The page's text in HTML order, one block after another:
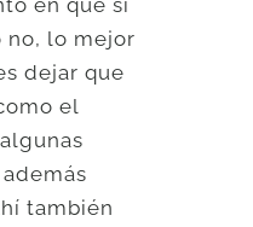
no, lo mejor
dejar que
el
también